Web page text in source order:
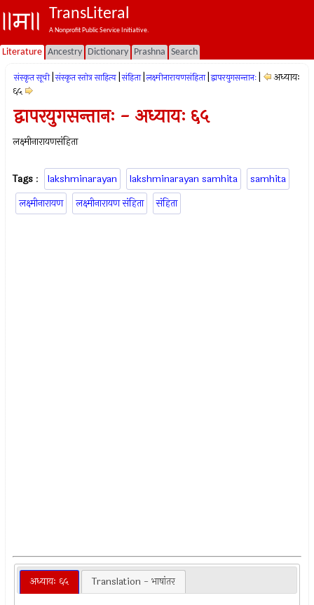
TransLiteral
A Nonprofit Public Service Initiative.
Literature Ancestry Dictionary Prashna Search
संस्कृत सूची संस्कृत स्तोत्र साहित्य संहिता लक्ष्मीनारायणसंहिता द्वापरयुगसन्तानः
अध्यायः
६५
द्वापरयुगसन्तानः - अध्यायः ६५
लक्ष्मीनारायणसंहिता
Tags : lakshminarayan lakshminarayan samhita
samhita
लक्ष्मीनारायण
लक्ष्मीनारायण संहिता संहिता
अध्यायः ६५ Translation - भाषांतर